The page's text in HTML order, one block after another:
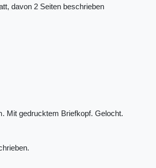
davon 2 Seiten beschrieben
Mit gedrucktem Briefkopf. Gelocht.